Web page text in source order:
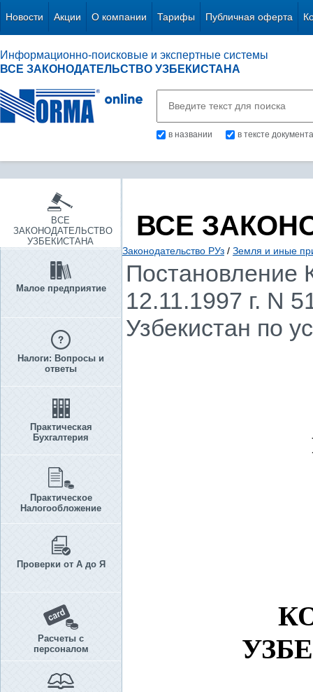
Новости Акции О компании Тарифы Публичная оферта
Информационно-поисковые и экспертные системы
ВСЕ ЗАКОНОДАТЕЛЬСТВО УЗБЕКИСТАНА
в названии в тексте документа
ВСЕ
ЗАКОНОДАТЕЛЬСТВО
УЗБЕКИСТАНА
Малое предприятие
Налоги: Вопросы и
ответы
Практическая
Бухгалтерия
Практическое
Налогообложение
Проверки от А до Я
Расчеты с
персоналом
ВСЕ
Законодательство РУз / Земля и иные
Постановление
12.11.1997 г. N
Узбекистан по